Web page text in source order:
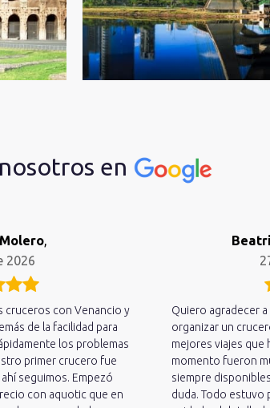
en
2026
cruceros con Venancio y
de la facilidad para
los problemas
primer crucero fue
seguimos. Empezó
con aquotic que en
Quiero agradecer
organizar un
mejores viajes que
momento fueron
siempre
duda. Todo estuvo